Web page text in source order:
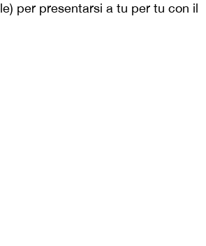
per presentarsi a tu per tu con il